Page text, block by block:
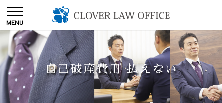
自己破産費用 払えない